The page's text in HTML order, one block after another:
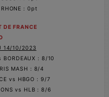
: 0pt
DE FRANCE
14/10/2023
BORDEAUX : 8/10
MASH : 8/4
vs HBGO : 9/7
vs HLB : 8/6